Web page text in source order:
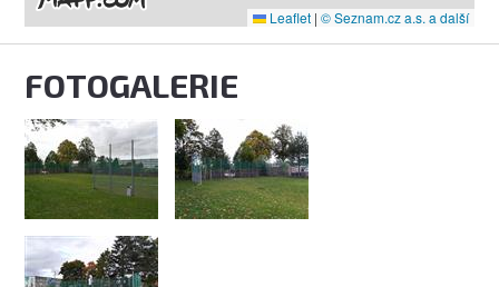
Leaflet | © Seznam.cz a.s. a další
FOTOGALERIE